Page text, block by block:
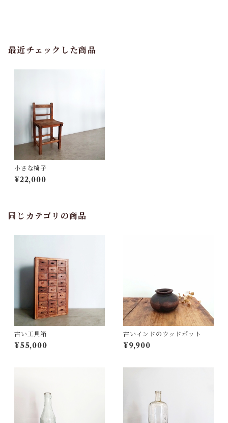
最近チェックした商品
小さな椅子
¥22,000
同じカテゴリの商品
古い工具箱
¥55,000
古いインドのウッドポット
¥9,900